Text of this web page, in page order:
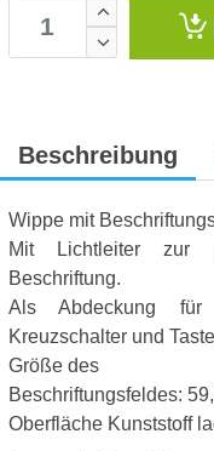
Beschreibung
Wippe mit
Mit Lichtleiter zur
Beschriftung.
Als Abdeckung für
Kreuzschalter und
Größe des
Beschriftungsfeldes:
Oberfläche Kunststoff